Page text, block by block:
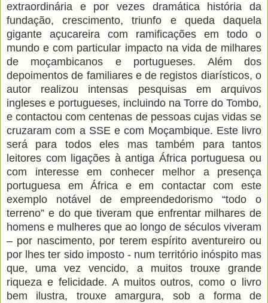
extraordinária e por vezes dramática história da
fundação, crescimento, triunfo e queda daquela
gigante açucareira com ramificações em todo o
mundo e com particular impacto na vida de milhares
de moçambicanos e portugueses. Além dos
depoimentos de familiares e de registos diarísticos, o
autor realizou intensas pesquisas em arquivos
ingleses e portugueses, incluindo na Torre do Tombo,
e contactou com centenas de pessoas cujas vidas se
cruzaram com a SSE e com Moçambique. Este livro
será para todos eles mas também para tantos
leitores com ligações à antiga África portuguesa ou
com interesse em conhecer melhor a presença
portuguesa em África e em contactar com este
exemplo notável de empreendedorismo “todo o
terreno” e do que tiveram que enfrentar milhares de
homens e mulheres que ao longo de séculos viveram
– por nascimento, por terem espírito aventureiro ou
por lhes ter sido imposto - num território inóspito mas
que, uma vez vencido, a muitos trouxe grande
riqueza e felicidade. A muitos outros, como o livro
bem ilustra, trouxe amargura, sob a forma de